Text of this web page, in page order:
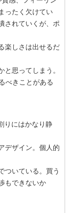
ったく欠けてい
されていくが、ポ
楽しさは出せるだ
思ってしまう。
べきことがある
りにはかなり静
デザイン。個人的
ついている。買う
もできないか